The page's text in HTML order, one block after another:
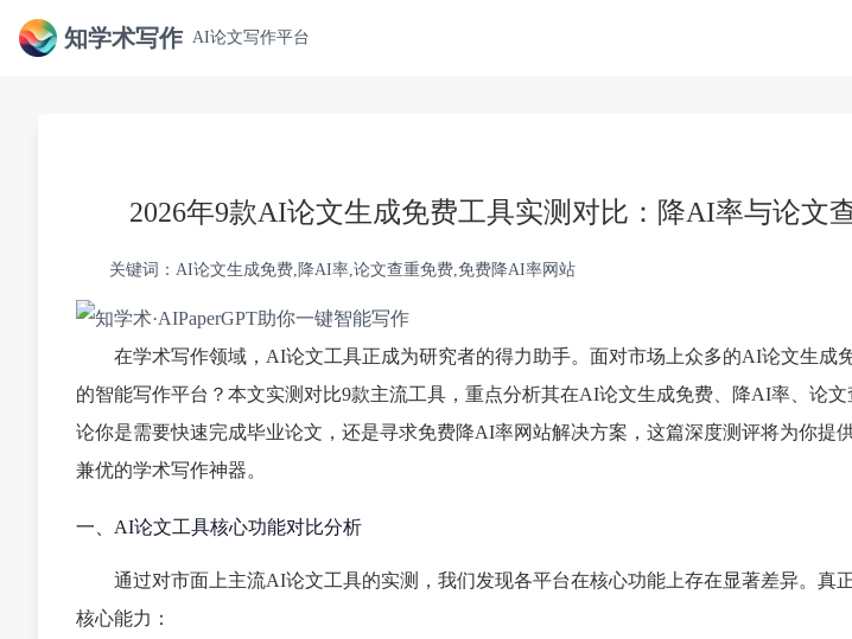
知学术写作 AI论文写作平台
2026年9款AI论文生成免费工具实测对比：降AI率与论文
关键词：AI论文生成免费,降AI率,论文查重免费,免费降AI率网站
在学术写作领域，AI论文工具正成为研究者的得力助手。面对市场上众多的AI论文生成
的智能写作平台？本文实测对比9款主流工具，重点分析其在AI论文生成免费、降AI率、论
论你是需要快速完成毕业论文，还是寻求免费降AI率网站解决方案，这篇深度测评将为你提
兼优的学术写作神器。
一、AI论文工具核心功能对比分析
通过对市面上主流AI论文工具的实测，我们发现各平台在核心功能上存在显著差异。真
核心能力：